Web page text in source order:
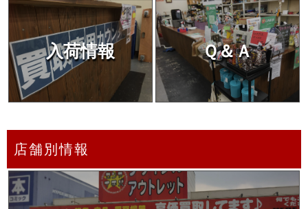
入荷情報 Ｑ＆Ａ
店舗別情報